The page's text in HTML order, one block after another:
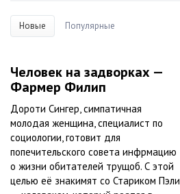
Новые Популярные
Человек на задворках —
Фармер Филип
Дороти Сингер, симпатичная
молодая женщина, специалист по
социологии, готовит для
попечительского совета инфрмацию
о жизни обитателей трущоб. С этой
целью её знакимят со Стариком Пэли